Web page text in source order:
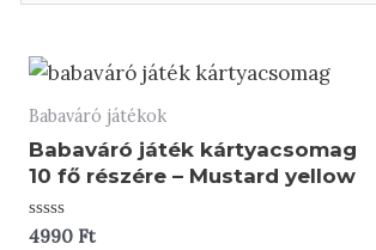
Babaváró játékok
Babaváró játék kártyacsomag
10 fő részére – Mustard yellow
Értékelés:
4990 Ft